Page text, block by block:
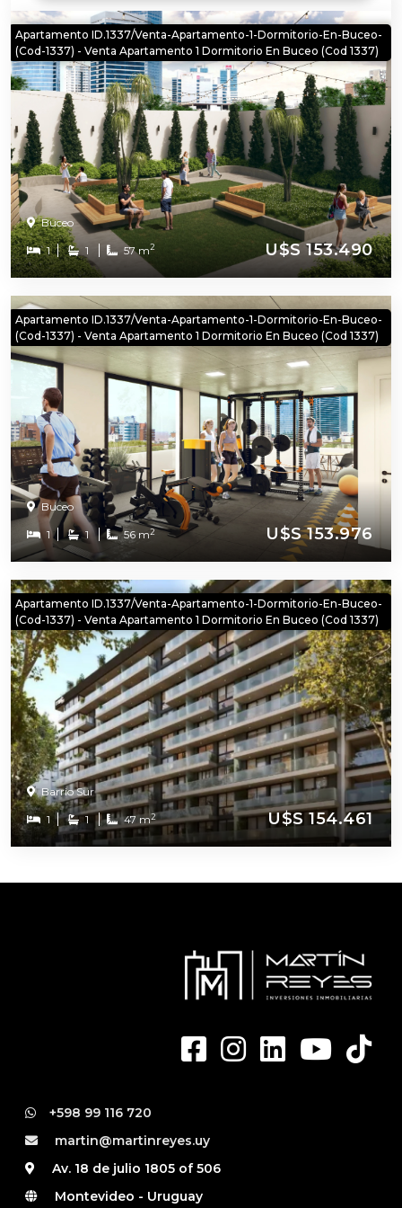
Apartamento ID.1337/Venta-Apartamento-1-Dormitorio-En-Buceo-
(cod-1337) - Venta Apartamento 1 Dormitorio En Buceo (cod 1337)
Buceo
1 1 57 m2 U$S 153.490
Apartamento ID.1337/Venta-Apartamento-1-Dormitorio-En-Buceo-
(cod-1337) - Venta Apartamento 1 Dormitorio En Buceo (cod 1337)
Buceo
1 1 56 m2 U$S 153.976
Apartamento ID.1337/Venta-Apartamento-1-Dormitorio-En-Buceo-
(cod-1337) - Venta Apartamento 1 Dormitorio En Buceo (cod 1337)
Barrio Sur
1 1 47 m2 U$S 154.461
+598 99 116 720
martin@martinreyes.uy
Av. 18 de julio 1805 of 506
Montevideo - Uruguay